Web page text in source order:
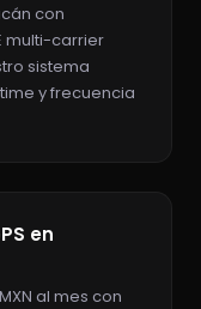
con
multi-carrier
sistema
y frecuencia
en
al mes con